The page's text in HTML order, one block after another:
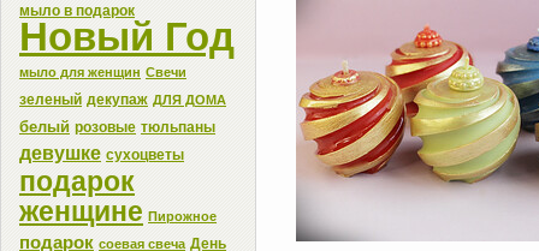
мыло в подарок
Новый Год
мыло для женщин Свечи
зеленый декупаж ДЛЯ ДОМА
белый розовые тюльпаны
девушке сухоцветы
подарок
женщине Пирожное
подарок соевая свеча День